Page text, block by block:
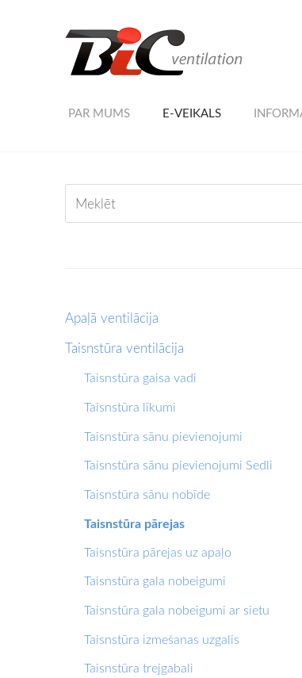
PAR MUMS E-VEIKALS
Apaļā ventilācija
Taisnstūra ventilācija
Taisnstūra gaisa vadi
Taisnstūra līkumi
Taisnstūra sānu pievienojumi
Taisnstūra sānu pievienojumi Sedli
Taisnstūra sānu nobīde
Taisnstūra pārejas
Taisnstūra pārejas uz apaļo
Taisnstūra gala nobeigumi
Taisnstūra gala nobeigumi ar sietu
Taisnstūra izmešanas uzgalis
Taisnstūra trejgabali